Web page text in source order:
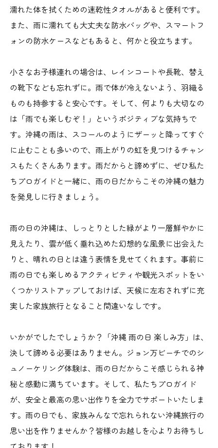
濡れた体を拭くための速乾性タオルがあると便利です。
また、雨に濡れても大丈夫な防水バッグや、スマートフ
ォンの防水ケースなどもあると、何かと役立ちます。
小さなお子様連れの場合は、レインコートや長靴、替え
の靴下なども忘れずに。雨で体が冷えないよう、羽織る
ものも持参すると安心です。そして、何よりも大切なの
は「雨でも楽しむぞ！」というポジティブな気持ちで
す。沖縄の雨は、スコールのようにザーッと降ってすぐ
に止むことも多いので、雨上がりの虹を見つけるチャン
スもたくさんあります。雨だからと諦めずに、ぜひ私た
ちプロガイドと一緒に、雨の日だからこその沖縄の魅力
を発見しに行きましょう。
雨の日の沖縄は、しっとりとした緑がより一層鮮やかに
見えたり、雲が低く垂れ込めた幻想的な風景に出会えた
りと、晴れの日とは違う表情を見せてくれます。事前に
雨の日でも楽しめるアクティビティや観光スポットをい
くつかリストアップしておけば、天候に左右されずに充
実した家族旅行となること間違いなしです。
いかがでしたでしょうか？「沖縄 雨の日 楽しみ方」は、
決して諦める必要はありません。ジョン万ビーチでのシ
ュノーケリング体験は、雨の日だからこそ感じられる神
秘と感動に満ちています。そして、私たちプロガイド
が、安全と最高の思い出作りを全力でサポートいたしま
す。雨の日でも、家族みんなで忘れられない沖縄旅行の
思い出を作りませんか？皆様のお越しを心よりお待ちし